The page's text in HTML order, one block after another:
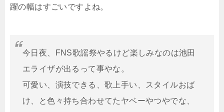
躍の幅はすごいですよね。
今日夜、FNS歌謡祭やるけど楽しみなのは池田
エライザが出るって事やな。
可愛い、演技できる、歌上手い、スタイルおば
け、と色々持ち合わせてたヤベーやつやでな、